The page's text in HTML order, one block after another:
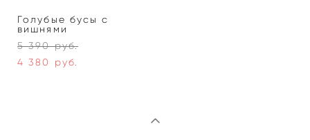
Голубые бусы с
вишнями
5 390 pуб.
4 380 pуб.